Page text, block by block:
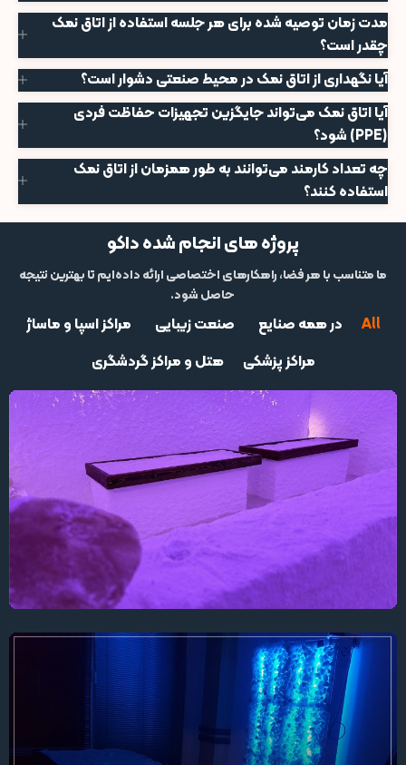
مدت زمان توصیه شده برای هر جلسه استفاده از اتاق نمک
چقدر است؟
آیا نگهداری از اتاق نمک در محیط صنعتی دشوار است؟
آیا اتاق نمک می‌تواند جایگزین تجهیزات حفاظت فردی
(PPE) شود؟
چه تعداد کارمند می‌توانند به طور همزمان از اتاق نمک
استفاده کنند؟
پروژه های انجام شده داکو
ما متناسب با هر فضا، راهکارهای اختصاصی ارائه داده‌ایم تا بهترین نتیجه
حاصل شود.
All در همه صنایع صنعت زیبایی
مراکز اسپا و ماساژ
مراکز پزشکی
هتل و مراکز گردشگری